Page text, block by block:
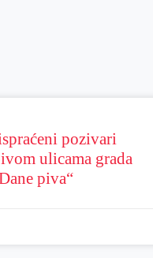
pozivari
ulicama grada
piva“